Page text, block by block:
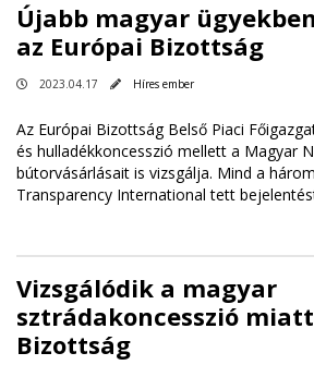
Újabb magyar
az Európai Bizottság
2023.04.17 Híres ember
Az Európai Bizottság Belső Piaci
és hulladékkoncesszió mellett a Magyar
bútorvásárlásait is vizsgálja. Mind a
Transparency International tett
Vizsgálódik a magyar
sztrádakoncesszió
Bizottság